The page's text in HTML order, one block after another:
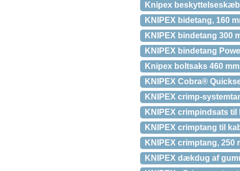
Knipex
KNIPEX bidetang, 160
KNIPEX bindetang 300
KNIPEX bindetang
Knipex boltsaks 460 mm
KNIPEX Cobra®
KNIPEX crimp-
KNIPEX crimpindsats til
KNIPEX crimptang til
KNIPEX crimptang, 250
KNIPEX dækdug af